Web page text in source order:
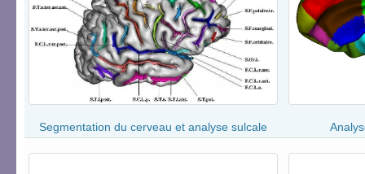
Segmentation du cerveau et analyse sulcale